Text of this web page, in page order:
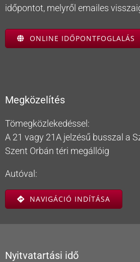
időpontot, melyről emailes
ONLINE IDŐPONTFOGLALÁS
Megközelítés
Tömegközlekedéssel:
A 21 vagy 21A jelzésű busszal a
Szent Orbán téri megállóig
Autóval:
NAVIGÁCIÓ INDÍTÁSA
Nyitvatartási idő